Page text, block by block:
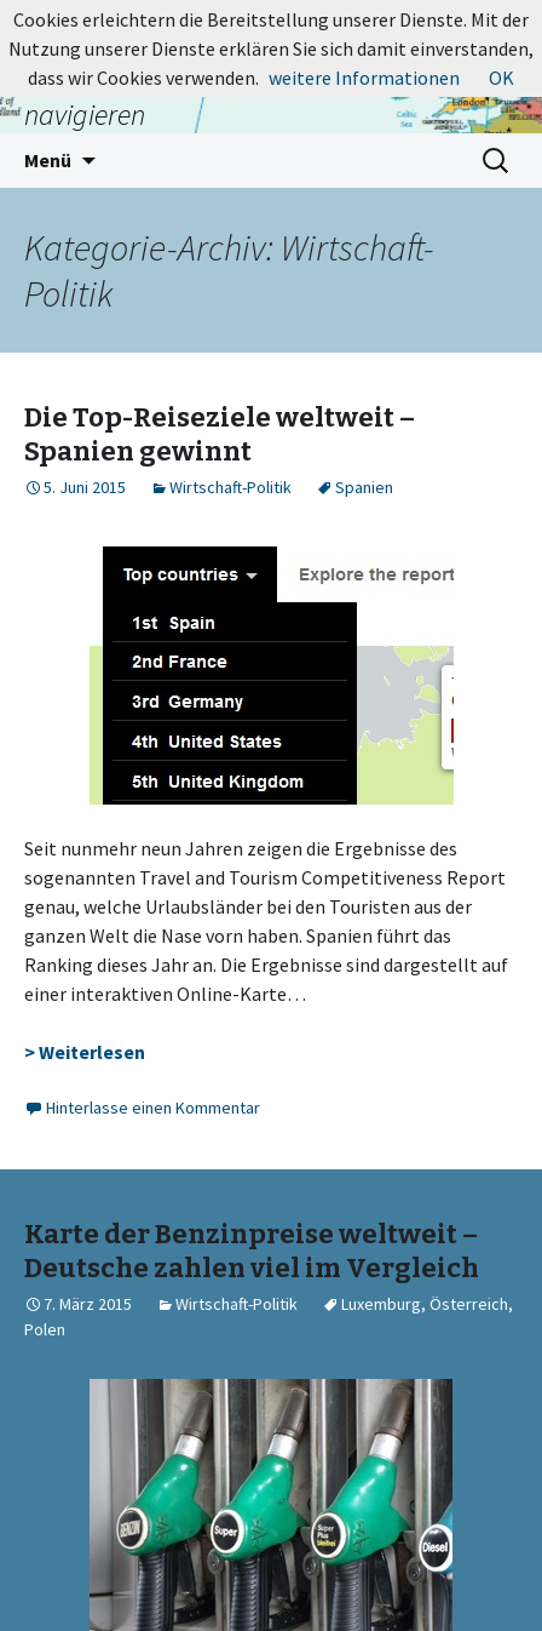
MapsBlog.de
Online-Karten: suchen, entdecken,
navigieren
Menü
Suchen
nach:
Kategorie-Archiv: Wirtschaft-
Politik
Die Top-Reiseziele weltweit –
Spanien gewinnt
5. Juni 2015 Wirtschaft-Politik Spanien
Seit nunmehr neun Jahren zeigen die Ergebnisse des
sogenannten Travel and Tourism Competitiveness Report
genau, welche Urlaubsländer bei den Touristen aus der
ganzen Welt die Nase vorn haben. Spanien führt das
Ranking dieses Jahr an. Die Ergebnisse sind dargestellt auf
einer interaktiven Online-Karte…
> Weiterlesen
Hinterlasse einen Kommentar
Karte der Benzinpreise weltweit –
Deutsche zahlen viel im Vergleich
7. März 2015 Wirtschaft-Politik Luxemburg, Österreich,
Polen
Cookies erleichtern die Bereitstellung unserer Dienste. Mit der
Nutzung unserer Dienste erklären Sie sich damit einverstanden,
dass wir Cookies verwenden. weitere Informationen OK